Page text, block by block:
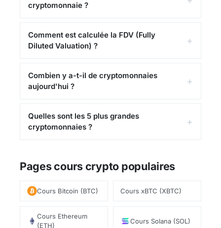
tendances du marché.
Coin Academy vous propose le suivi en temps
réel de 363 cryptomonnaies avec des
cryptomonnaie ?
Le prix d'une cryptomonnaie est déterminé par
(exchanges). Lorsqu'un acheteur et un vendeur
est exécutée, et ce prix devient la dernière
cryptomonnaie ?
Comment est calculée la FDV (Fully
Diluted Valuation) ?
Combien y a-t-il de cryptomonnaies
aujourd'hui ?
Quelles sont les 5 plus grandes
cryptomonnaies ?
Pages cours crypto populaires
Cours Bitcoin (BTC) Cours xBTC (XBTC)
Cours Ethereum
(ETH)
Cours Solana (SOL)